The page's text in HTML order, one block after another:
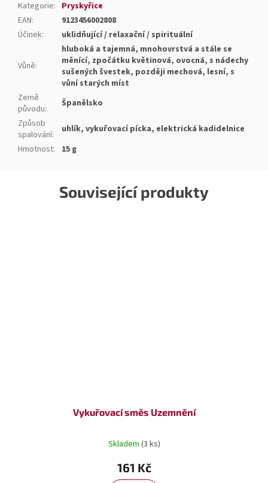
Související produkty
Vykuřovací směs Uzemnění
Skladem (3 ks)
161 Kč
Kategorie: Pryskyřice
EAN:
9123456002808
Účinek: uklidňující / relaxační / spirituální
Vůně:
hluboká a tajemná, mnohovrstvá a stále se
měnící, zpočátku květinová, ovocná, s nádechy
sušených švestek, později mechová, lesní, s
vůní starých míst
Země
původu:
Španělsko
Způsob
spalování:
uhlík, vykuřovací pícka, elektrická kadidelnice
Hmotnost: 15 g